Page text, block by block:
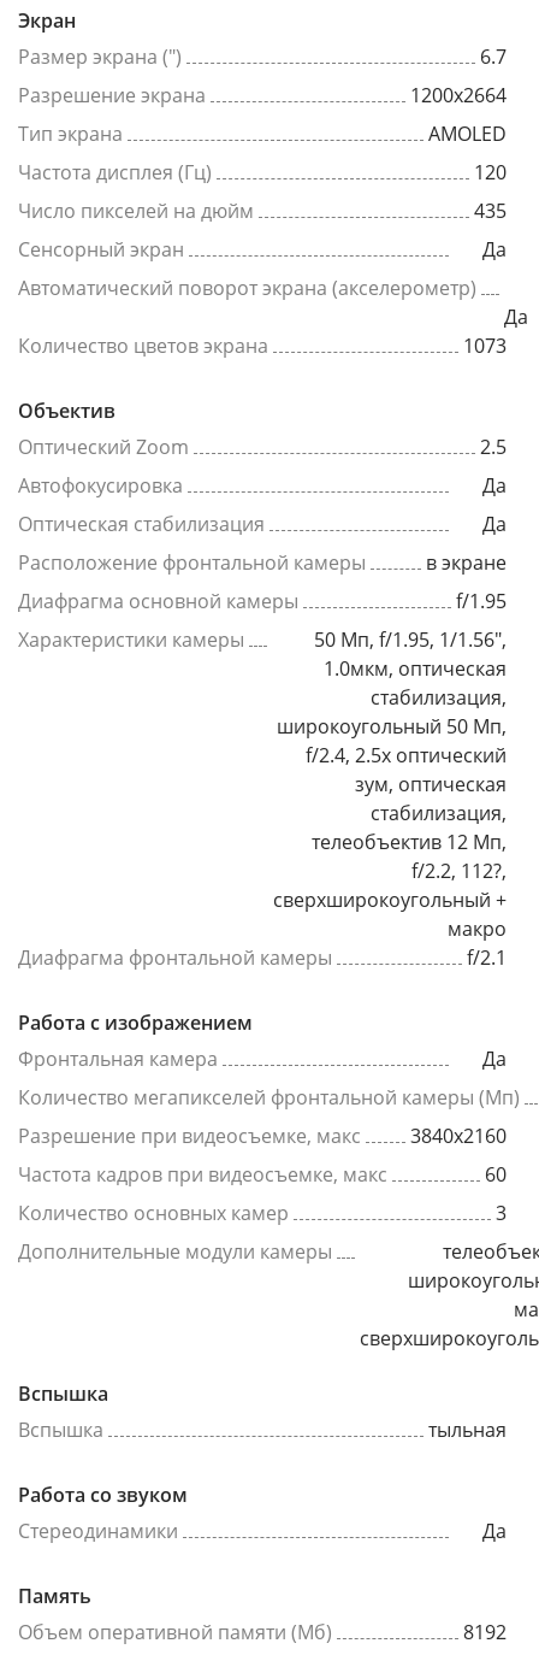
Экран
Размер экрана (")
6.7
Разрешение экрана
1200x2664
Тип экрана
AMOLED
Частота дисплея (Гц)
120
Число пикселей на дюйм
435
Сенсорный экран
Да
Автоматический поворот экрана (акселерометр)
Да
Количество цветов экрана
1073
Объектив
Оптический Zoom
2.5
Автофокусировка
Да
Оптическая стабилизация
Да
Расположение фронтальной камеры
в экране
Диафрагма основной камеры
f/1.95
Характеристики камеры
50 Мп, f/1.95, 1/1.56",
1.0мкм, оптическая
стабилизация,
широкоугольный 50 Мп,
f/2.4, 2.5x оптический
зум, оптическая
стабилизация,
телеобъектив 12 Мп,
f/2.2, 112?,
сверхширокоугольный +
макро
Диафрагма фронтальной камеры
f/2.1
Работа с изображением
Фронтальная камера
Да
Количество мегапикселей фронтальной камеры (Мп)
Разрешение при видеосъемке, макс
3840x2160
Частота кадров при видеосъемке, макс
60
Количество основных камер
3
Дополнительные модули камеры
Вспышка
Вспышка
тыльная
Работа со звуком
Стереодинамики
Да
Память
Объем оперативной памяти (Мб)
8192